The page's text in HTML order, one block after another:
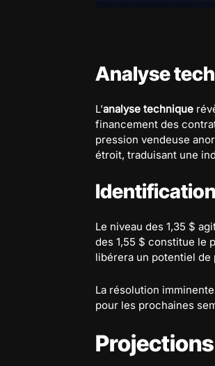
Analyse
L’analyse technique
financement des
pression vendeuse
étroit, traduisant une
Le niveau des 1,35 $
des 1,55 $ constitue le
libérera un potentiel
La résolution
pour les prochaines